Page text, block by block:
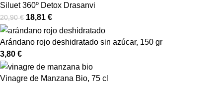
Siluet 360º Detox Drasanvi
20,90€ 18,81 €
Arándano rojo deshidratado sin azúcar, 150 gr
3,80 €
Vinagre de Manzana Bio, 75 cl